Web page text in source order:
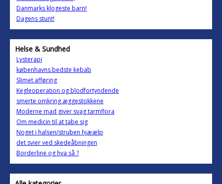
Danmarks klogeste barn!
Dagens stunt!
Helse & Sundhed
Lysterapi
københavns bedste kebab
Slimet afføring
Kegleoperation og blodfortyndende
smerte omkring æggestokkene
Moderne mad giver svag tarmflora
Om medicin til at tabe sig
Noget i halsen/struben hjæælp
det svier ved skedeåbningen
Borderline og hva så ?